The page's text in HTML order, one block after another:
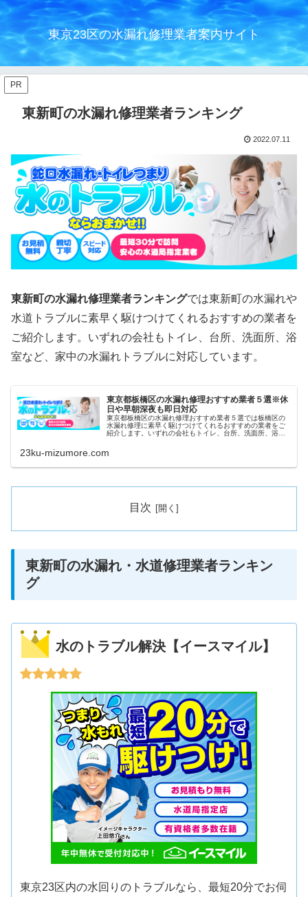
東京23区の水漏れ修理業者案内サイト
PR
東新町の水漏れ修理業者ランキング
2022.07.11
東新町の水漏れ修理業者ランキングでは東新町の水漏れや
水道トラブルに素早く駆けつけてくれるおすすめの業者を
ご紹介します。いずれの会社もトイレ、台所、洗面所、浴
室など、家中の水漏れトラブルに対応しています。
東京都板橋区の水漏れ修理おすすめ業者５選※休
日や早朝深夜も即日対応
東京都板橋区の水漏れ修理おすすめ業者５選では板橋区の
水漏れ修理に素早く駆けつけてくれるおすすめの業者をご
紹介します。いずれの会社もトイレ、台所、洗面所、浴室
23ku-mizumore.com
目次
東新町の水漏れ・水道修理業者ランキン
グ
水のトラブル解決【イースマイル】
東京23区内の水回りのトラブルなら、最短20分でお伺